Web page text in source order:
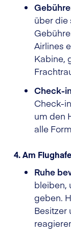
über die
Airlines
Kabine,
Check-in
Check-
um den
alle
4. Am
Ruhe
bleiben,
geben.
Besitzer